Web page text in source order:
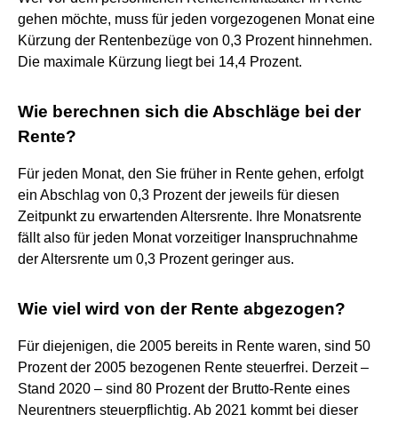
gehen möchte, muss für jeden vorgezogenen Monat eine
Kürzung der Rentenbezüge von 0,3 Prozent hinnehmen.
Die maximale Kürzung liegt bei 14,4 Prozent.
Wie berechnen sich die Abschläge bei der
Rente?
Für jeden Monat, den Sie früher in Rente gehen, erfolgt
ein Abschlag von 0,3 Prozent der jeweils für diesen
Zeitpunkt zu erwartenden Altersrente. Ihre Monatsrente
fällt also für jeden Monat vorzeitiger Inanspruchnahme
der Altersrente um 0,3 Prozent geringer aus.
Wie viel wird von der Rente abgezogen?
Für diejenigen, die 2005 bereits in Rente waren, sind 50
Prozent der 2005 bezogenen Rente steuerfrei. Derzeit –
Stand 2020 – sind 80 Prozent der Brutto-Rente eines
Neurentners steuerpflichtig. Ab 2021 kommt bei dieser